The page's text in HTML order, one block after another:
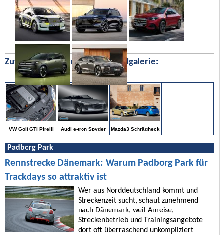
Zufällige Bilder aus unserer Bildgalerie:
VW Golf GTI Pirelli Audi e-tron Spyder Mazda3 Schrägheck
Padborg Park
Rennstrecke Dänemark: Warum Padborg Park für
Trackdays so attraktiv ist
Wer aus Norddeutschland kommt und
Streckenzeit sucht, schaut zunehmend
nach Dänemark, weil Anreise,
Streckenbetrieb und Trainingsangebote
dort oft überraschend unkompliziert